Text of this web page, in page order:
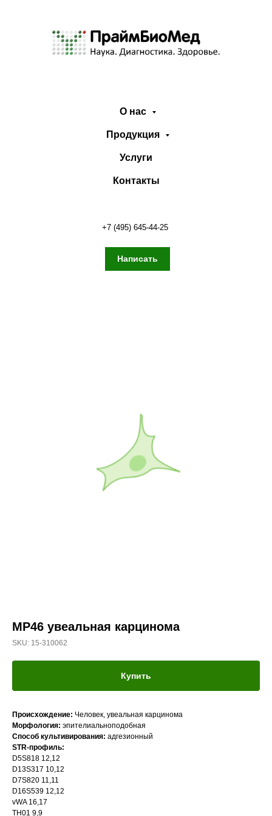
О нас
Продукция
Услуги
Контакты
+7 (495) 645-44-25
Написать
MP46 увеальная карцинома
SKU: 15-310062
Купить
Происхождение: Человек, увеальная карцинома
Морфология: эпителиальноподобная
Способ культивирования: адгезионный
STR-профиль:
D5S818 12,12
D13S317 10,12
D7S820 11,11
D16S539 12,12
vWA 16,17
TH01 9,9